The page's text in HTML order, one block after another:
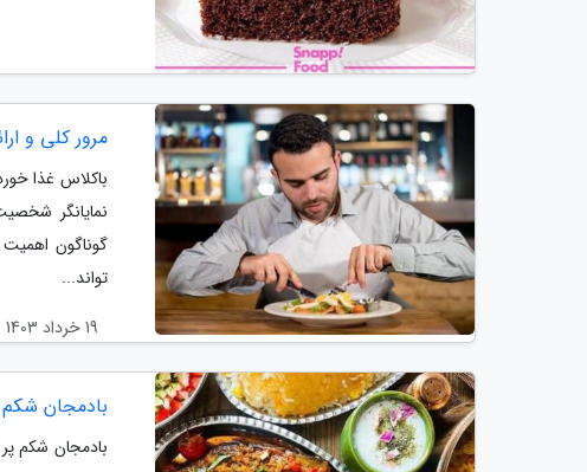
مرور کلی و
باکلاس غذا
نمایانگر
گوناگون
تواند...
19 خرداد 1403
بادمجان
بادمجان شکم